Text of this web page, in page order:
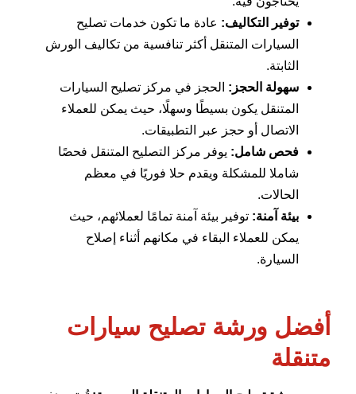
توفير التكاليف: عادة ما تكون خدمات تصليح
السيارات المتنقل أكثر تنافسية من تكاليف الورش
الثابتة.
سهولة الحجز: الحجز في مركز تصليح السيارات
المتنقل يكون بسيطًا وسهلًا، حيث يمكن للعملاء
الاتصال أو حجز عبر التطبيقات.
فحص شامل: يوفر مركز التصليح المتنقل فحصًا
شاملا للمشكلة ويقدم حلا فوريًا في معظم
الحالات.
بيئة آمنة: توفير بيئة آمنة تمامًا لعملائهم، حيث
يمكن للعملاء البقاء في مكانهم أثناء إصلاح
السيارة.
أفضل ورشة تصليح سيارات
متنقلة